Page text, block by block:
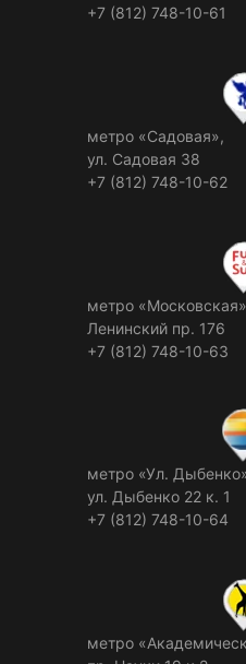
+7 (812) 748-10-61
метро «Садовая»,
ул. Садовая 38
+7 (812) 748-10-62
метро
Ленинский пр. 176
+7 (812) 748-10-63
метро «Ул.
ул. Дыбенко 22 к. 1
+7 (812) 748-10-64
метро